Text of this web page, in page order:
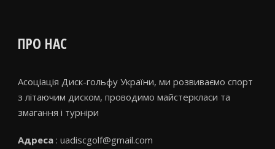
ПРО НАС
Асоціація Диск-гольфу України, ми розвиваємо спорт
з літаючим диском, проводимо майстеркласи та
змагання і турніри
Адреса : uadiscgolf@gmail.com